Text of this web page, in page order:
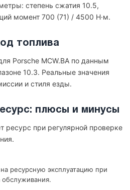
степень сжатия 10.5,
момент 700 (71) / 4500 Н·м.
топлива
Porsche MCW.BA по данным
10.3. Реальные значения
и стиля езды.
плюсы и минусы
ресурс при регулярной проверке
ресурсную эксплуатацию при